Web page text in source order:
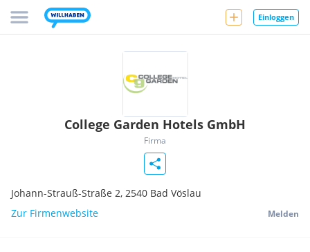
Einloggen
College Garden Hotels GmbH
Firma
Johann-Strauß-Straße 2, 2540 Bad Vöslau
Zur Firmenwebsite
Melden